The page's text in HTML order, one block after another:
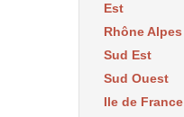
Est
Rhône Alpes
Sud Est
Sud Ouest
Ile de France